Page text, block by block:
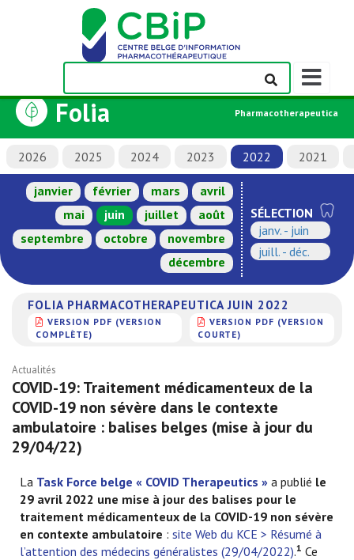
Afficher/
la
de
navigation
Folia Pharmacotherapeutica
2026 2025 2024 2023 2022 2021
janvier février mars
avril
mai
juin juillet
août
septembre
octobre
novembre
décembre
SÉLECTION
janv. - juin
juill. - déc.
FOLIA PHARMACOTHERAPEUTICA JUIN 2022
VERSION PDF (VERSION
COMPLÈTE)
VERSION PDF (VERSION
COURTE)
Actualités
COVID-19: Traitement médicamenteux de la
COVID-19 non sévère dans le contexte
ambulatoire : balises belges (mise à jour du
29/04/22)
La Task Force belge « COVID Therapeutics » a publié le
29 avril 2022 une mise à jour des balises pour le
traitement médicamenteux de la COVID-19 non sévère
en contexte ambulatoire : site Web du KCE > Résumé à
l’attention des médecins généralistes (29/04/2022).1 Ce